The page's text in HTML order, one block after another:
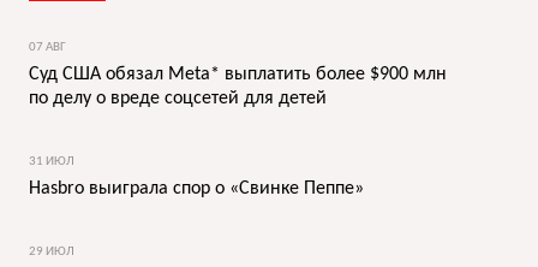
07 АВГ
Суд США обязал Meta* выплатить более $900 млн
по делу о вреде соцсетей для детей
31 ИЮЛ
Hasbro выиграла спор о «Свинке Пеппе»
29 ИЮЛ